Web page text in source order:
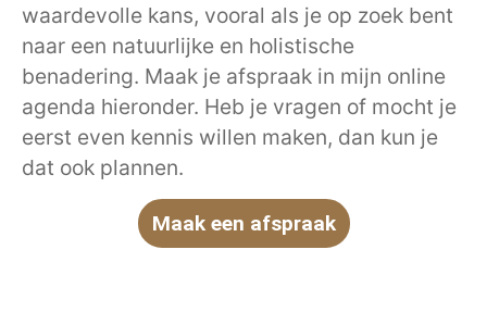
waardevolle kans, vooral als je op zoek bent
naar een natuurlijke en holistische
benadering. Maak je afspraak in mijn online
agenda hieronder. Heb je vragen of mocht je
eerst even kennis willen maken, dan kun je
dat ook plannen.
Maak een afspraak